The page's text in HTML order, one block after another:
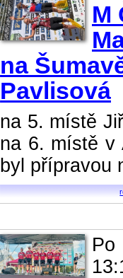
M
na
Pavlisová
na 5. místě
na 6. místě v
byl přípravou